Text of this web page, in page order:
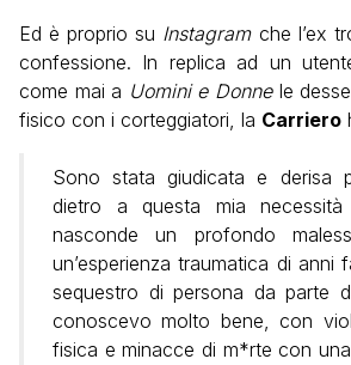
Ed è proprio su Instagramche l’ex
confessione. In replica ad un
come mai a Uomini e Donnele
fisico con i corteggiatori, la Carriero
Sono stata giudicata e derisa
dietro a questa mia
nasconde un profondo
un’esperienza traumatica di anni
sequestro di persona da parte
conoscevo molto bene, con
fisica e minacce di m*rte con